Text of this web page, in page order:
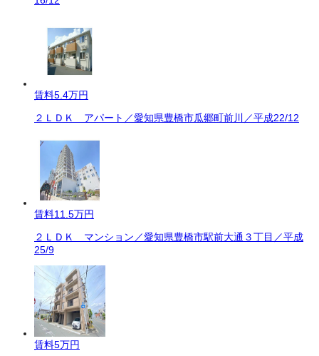
賃料5.4万円
２ＬＤＫ アパート／愛知県豊橋市瓜郷町前川／平成22/12
賃料11.5万円
２ＬＤＫ マンション／愛知県豊橋市駅前大通３丁目／平成
25/9
賃料5万円